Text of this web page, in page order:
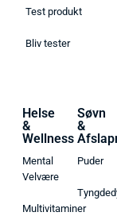
Test produkt
Bliv tester
Helse
&
Wellness
Mental
Velvære
Multivitaminer
Søvn
&
Puder